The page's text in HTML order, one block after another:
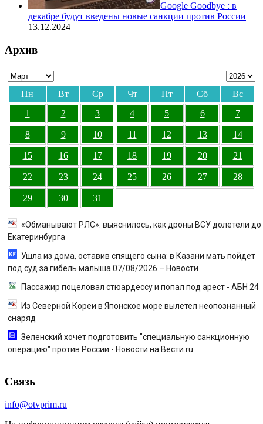
Google Goodbye : в
декабре будут введены новые санкции против России
13.12.2024
Архив
Пн Вт Ср Чт Пт Сб
Вс
1
2 3 4 5 6 7
8 9 10 11 12 13 14
15 16 17 18 19 20 21
22 23 24 25 26 27 28
29 30 31
«Обманывают РЛС»: выяснилось, как дроны ВСУ долетели до
Екатеринбурга
Ушла из дома, оставив спящего сына: в Казани мать пойдет
под суд за гибель малыша 07/08/2026 – Новости
Пассажир поцеловал стюардессу и попал под арест - АБН 24
Из Северной Кореи в Японское море вылетел неопознанный
снаряд
Зеленский хочет подготовить "специальную санкционную
операцию" против России - Новости на Вести.ru
Связь
info@otvprim.ru